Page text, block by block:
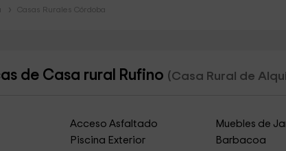
Casas Rurales Córdoba
de Casa rural Rufino (Casa Rural de
Acceso Asfaltado Muebles de
Piscina Exterior
Barbacoa